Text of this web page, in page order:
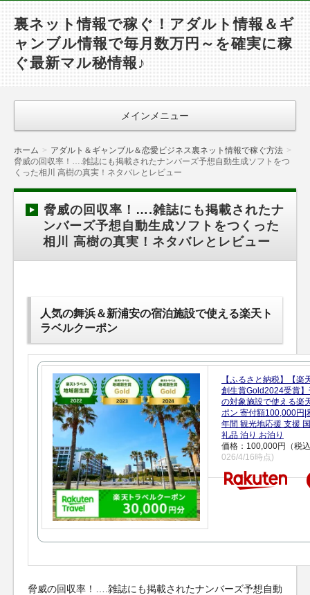
裏ネット情報で稼ぐ！アダルト情報＆ギ
ャンブル情報で毎月数万円～を確実に稼
ぐ最新マル秘情報♪
メインメニュー
ホーム
アダルト＆ギャンブル＆恋愛ビジネス裏ネット情報で稼ぐ方法
脅威の回収率！….雑誌にも掲載されたナンバーズ予想自動生成ソフトをつ
くった相川 高樹の真実！ネタバレとレビュー
脅威の回収率！….雑誌にも掲載されたナ
ンバーズ予想自動生成ソフトをつくった
相川 高樹の真実！ネタバレとレビュー
人気の舞浜＆新浦安の宿泊施設で使える楽天ト
ラベルクーポン
【ふるさと納税】【楽
創生賞Gold2024受賞
の対象施設で使える楽
ポン 寄付額100,000円|
年間 観光地応援 支援
礼品 泊り お泊り
価格：100,000円（税
026/4/16時点)
脅威の回収率！….雑誌にも掲載されたナンバーズ予想自動